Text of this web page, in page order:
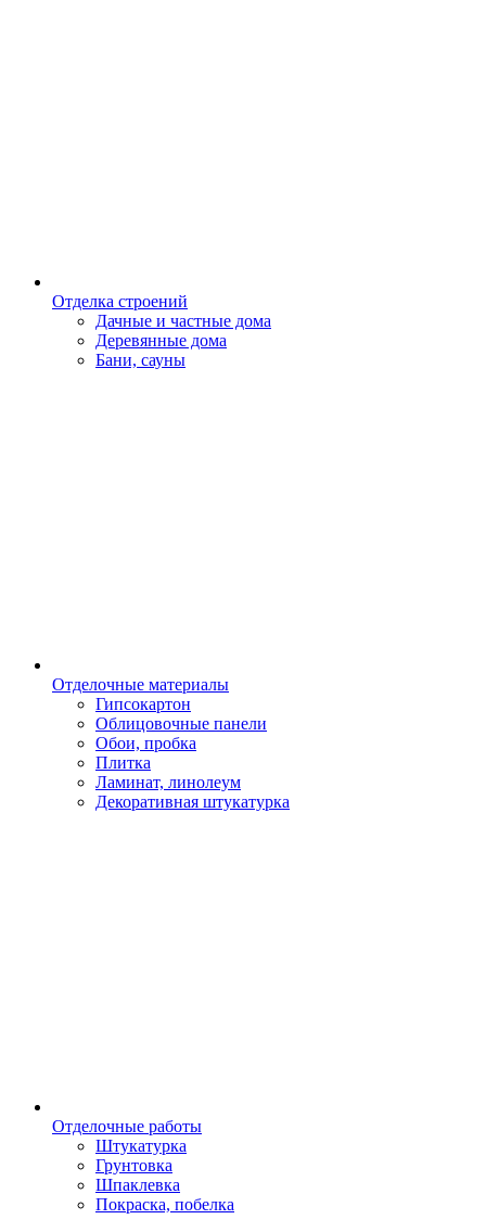
Отделка строений
Дачные и частные дома
Деревянные дома
Бани, сауны
Отделочные материалы
Гипсокартон
Облицовочные панели
Обои, пробка
Плитка
Ламинат, линолеум
Декоративная штукатурка
Отделочные работы
Штукатурка
Грунтовка
Шпаклевка
Покраска, побелка